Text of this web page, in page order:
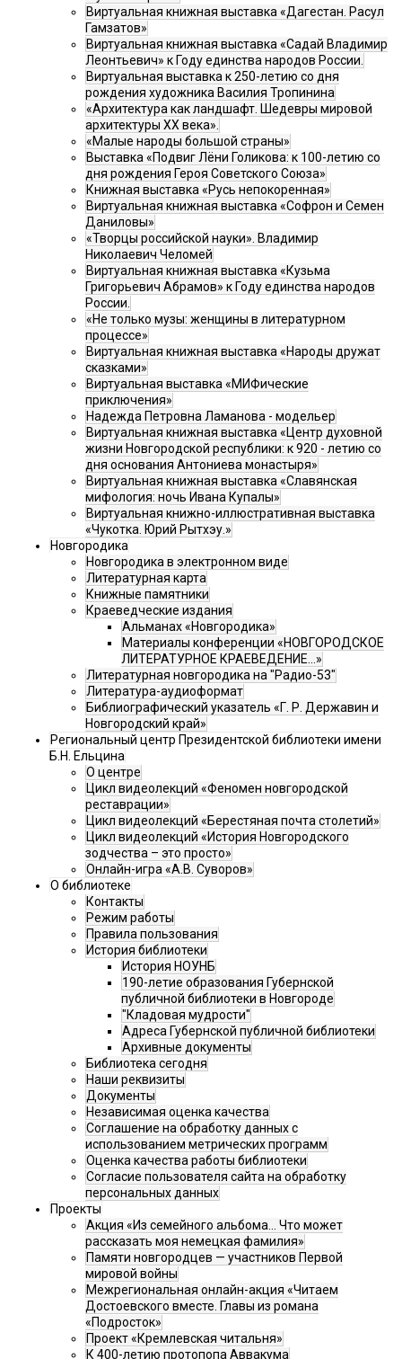
Виртуальная книжная выставка «Дагестан. Расул
Гамзатов»
Виртуальная книжная выставка «Садай Владимир
Леонтьевич» к Году единства народов России.
Виртуальная выставка к 250-летию со дня
рождения художника Василия Тропинина
«Архитектура как ландшафт. Шедевры мировой
архитектуры XX века».
«Малые народы большой страны»
Выставка «Подвиг Лёни Голикова: к 100-летию со
дня рождения Героя Советского Союза»
Книжная выставка «Русь непокоренная»
Виртуальная книжная выставка «Софрон и Семен
Даниловы»
«Творцы российской науки». Владимир
Николаевич Челомей
Виртуальная книжная выставка «Кузьма
Григорьевич Абрамов» к Году единства народов
России.
«Не только музы: женщины в литературном
процессе»
Виртуальная книжная выставка «Народы дружат
сказками»
Виртуальная выставка «МИФические
приключения»
Надежда Петровна Ламанова - модельер
Виртуальная книжная выставка «Центр духовной
жизни Новгородской республики: к 920 - летию со
дня основания Антониева монастыря»
Виртуальная книжная выставка «Славянская
мифология: ночь Ивана Купалы»
Виртуальная книжно-иллюстративная выставка
«Чукотка. Юрий Рытхэу.»
Новгородика
Новгородика в электронном виде
Литературная карта
Книжные памятники
Краеведческие издания
Альманах «Новгородика»
Материалы конференции «НОВГОРОДСКОЕ
ЛИТЕРАТУРНОЕ КРАЕВЕДЕНИЕ...»
Литературная новгородика на "Радио-53"
Литература-аудиоформат
Библиографический указатель «Г. Р. Державин и
Новгородский край»
Региональный центр Президентской библиотеки имени
Б.Н. Ельцина
О центре
Цикл видеолекций «Феномен новгородской
реставрации»
Цикл видеолекций «Берестяная почта столетий»
Цикл видеолекций «История Новгородского
зодчества – это просто»
Онлайн-игра «А.В. Суворов»
О библиотеке
Контакты
Режим работы
Правила пользования
История библиотеки
История НОУНБ
190-летие образования Губернской
публичной библиотеки в Новгороде
"Кладовая мудрости"
Адреса Губернской публичной библиотеки
Архивные документы
Библиотека сегодня
Наши реквизиты
Документы
Независимая оценка качества
Соглашение на обработку данных с
использованием метрических программ
Оценка качества работы библиотеки
Согласие пользователя сайта на обработку
персональных данных
Проекты
Акция «Из семейного альбома... Что может
рассказать моя немецкая фамилия»
Памяти новгородцев — участников Первой
мировой войны
Межрегиональная онлайн-акция «Читаем
Достоевского вместе. Главы из романа
«Подросток»
Проект «Кремлевская читальня»
К 400-летию протопопа Аввакума